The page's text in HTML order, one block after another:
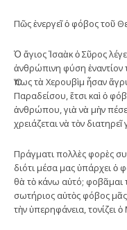
Πῶς ἐνεργεῖ ὁ φόβος τοῦ
Ὁ ἅγιος Ἰσαὰκ ὁ Σῦρος
ἀνθρώπινη φύση
Ὅπως τὰ Χερουβὶμ ἦσαν
Παραδείσου, ἔτσι καὶ ὁ
ἀνθρώπου, γιὰ νὰ μὴν
χρειάζεται νὰ τὸν
Πράγματι πολλὲς φορὲς
διότι μέσα μας ὑπάρχει ὁ
θὰ τὸ κάνω αὐτό; φοβᾶμαι
σωτήριος αὐτὸς φόβος μᾶς
τὴν ὑπερηφάνεια, τονίζει